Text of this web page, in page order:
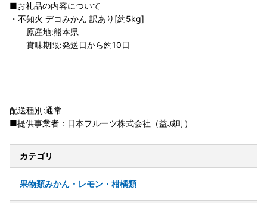
■お礼品の内容について
・不知火 デコみかん 訳あり[約5kg]
原産地:熊本県
賞味期限:発送日から約10日
配送種別:通常
■提供事業者：日本フルーツ株式会社（益城町）
カテゴリ
果物類みかん・レモン・柑橘類